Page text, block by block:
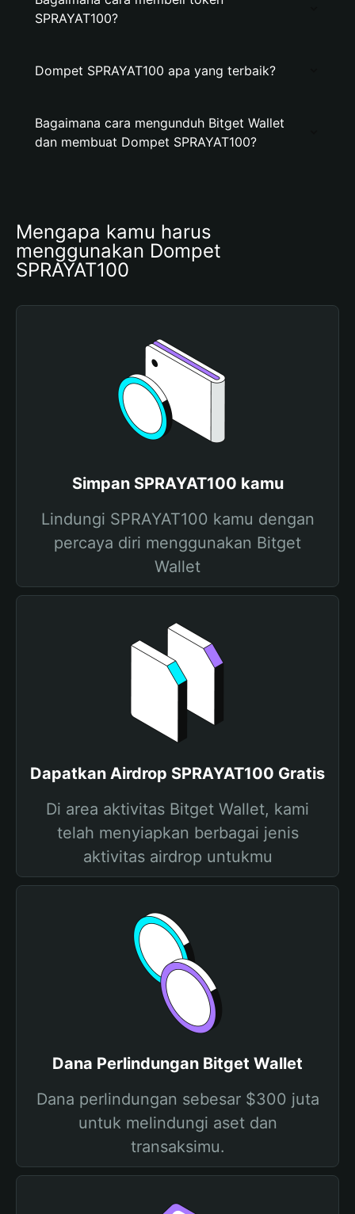
SPRAYAT100?
Dompet SPRAYAT100 apa yang terbaik?
Bagaimana cara mengunduh Bitget Wallet
dan membuat Dompet SPRAYAT100?
Mengapa kamu harus
menggunakan Dompet
SPRAYAT100
Simpan SPRAYAT100 kamu
Lindungi SPRAYAT100 kamu dengan
percaya diri menggunakan Bitget
Wallet
Dapatkan Airdrop SPRAYAT100 Gratis
Di area aktivitas Bitget Wallet, kami
telah menyiapkan berbagai jenis
aktivitas airdrop untukmu
Dana Perlindungan Bitget Wallet
Dana perlindungan sebesar $300 juta
untuk melindungi aset dan
transaksimu.